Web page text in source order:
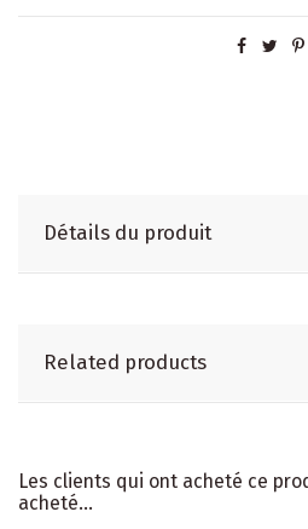
Détails du produit
Related products
Les clients qui ont acheté ce
acheté...